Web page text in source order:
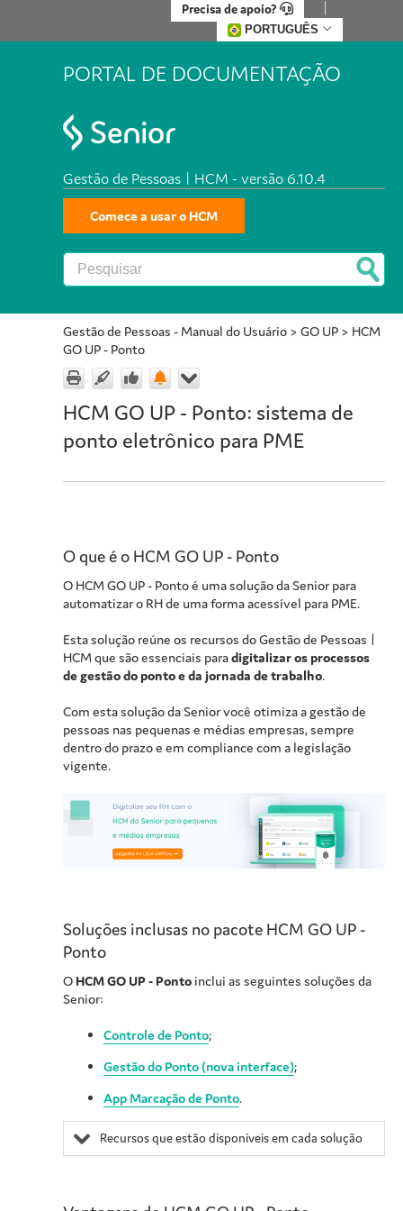
Precisa de apoio?
PORTUGUÊS
PORTAL DE DOCUMENTAÇÃO
Gestão de Pessoas | HCM - versão 6.10.4
Comece a usar o HCM
Gestão de Pessoas - Manual do Usuário > GO UP > HCM
GO UP - Ponto
HCM GO UP - Ponto: sistema de
ponto eletrônico para PME
O que é o HCM GO UP - Ponto
O HCM GO UP - Pontoé uma solução da Senior para
automatizar o RH de uma forma acessível para PME.
Esta solução reúne os recursos doGestão de Pessoas |
HCMque são essenciais paradigitalizar os processos
de gestão do ponto e da jornada de trabalho.
Com esta solução da Senior você otimiza a gestão de
pessoas nas pequenas e médias empresas, sempre
dentro do prazo e em compliance com a legislação
vigente.
Soluções inclusas no pacote HCM GO UP -
Ponto
O HCM GO UP - Ponto inclui as seguintes soluções da
Senior:
Controle de Ponto;
Gestão do Ponto (nova interface);
App Marcação de Ponto.
Recursos que estão disponíveis em cada solução